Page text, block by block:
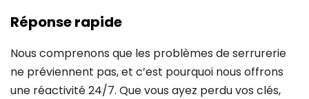
Réponse rapide
Nous comprenons que les problèmes de serrurerie
ne préviennent pas, et c’est pourquoi nous offrons
une réactivité 24/7. Que vous ayez perdu vos clés,